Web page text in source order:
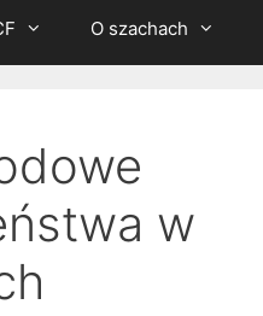
O szachach
w